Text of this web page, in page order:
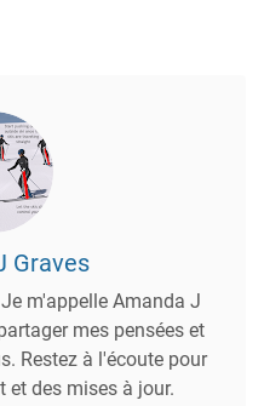
Graves
m'appelle Amanda J
mes pensées et
Restez à l'écoute pour
et des mises à jour.